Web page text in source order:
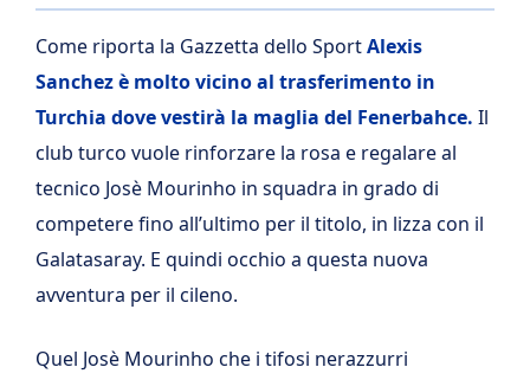
Come riporta la Gazzetta dello SportAlexis
Sanchez è molto vicino al trasferimento in
Turchia dove vestirà la maglia del Fenerbahce. Il
club turco vuole rinforzare la rosa e regalare al
tecnico Josè Mourinho in squadra in grado di
competere fino all’ultimo per il titolo, in lizza con il
Galatasaray. E quindi occhio a questa nuova
avventura per il cileno.
Quel Josè Mourinho che i tifosi nerazzurri